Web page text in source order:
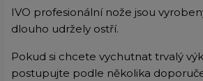
IVO profesionální nože jsou
dlouho udržely ostří.
Pokud si chcete vychutnat trvalý
postupujte podle několika